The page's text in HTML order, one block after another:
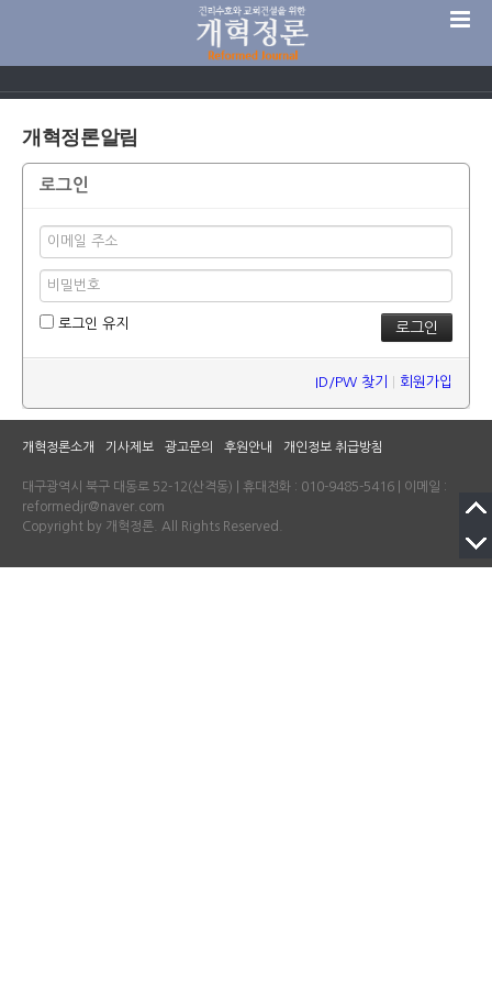
개혁정론알림
로그인
로그인 유지
ID/PW 찾기 회원가입
개혁정론소개 기사제보 광고문의 후원안내 개인정보 취급방침
대구광역시 북구 대동로 52-12(산격동) | 휴대전화 : 010-9485-5416 | 이메일 :
reformedjr@naver.com
Copyright by 개혁정론. All Rights Reserved.